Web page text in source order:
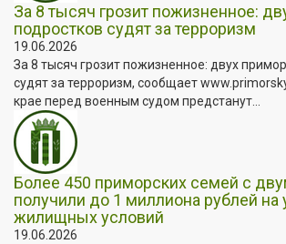
За 8 тысяч грозит пожизненное:
подростков судят за терроризм
19.06.2026
За 8 тысяч грозит пожизненное: двух
судят за терроризм, сообщает
крае перед военным судом предстанут...
Более 450 приморских семей с
получили до 1 миллиона рублей на
жилищных условий
19.06.2026